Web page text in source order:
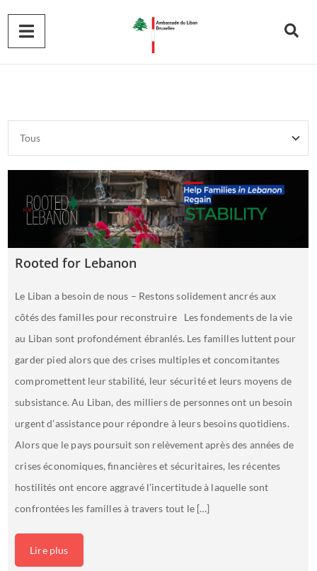
Rooted for Lebanon
Le Liban a besoin de nous – Restons solidement ancrés aux
côtés des familles pour reconstruire Les fondements de la vie
au Liban sont profondément ébranlés. Les familles luttent pour
garder pied alors que des crises multiples et concomitantes
compromettent leur stabilité, leur sécurité et leurs moyens de
subsistance. Au Liban, des milliers de personnes ont un besoin
urgent d’assistance pour répondre à leurs besoins quotidiens.
Alors que le pays poursuit son relèvement après des années de
crises économiques, financières et sécuritaires, les récentes
hostilités ont encore aggravé l’incertitude à laquelle sont
confrontées les familles à travers tout le […]
Lire plus